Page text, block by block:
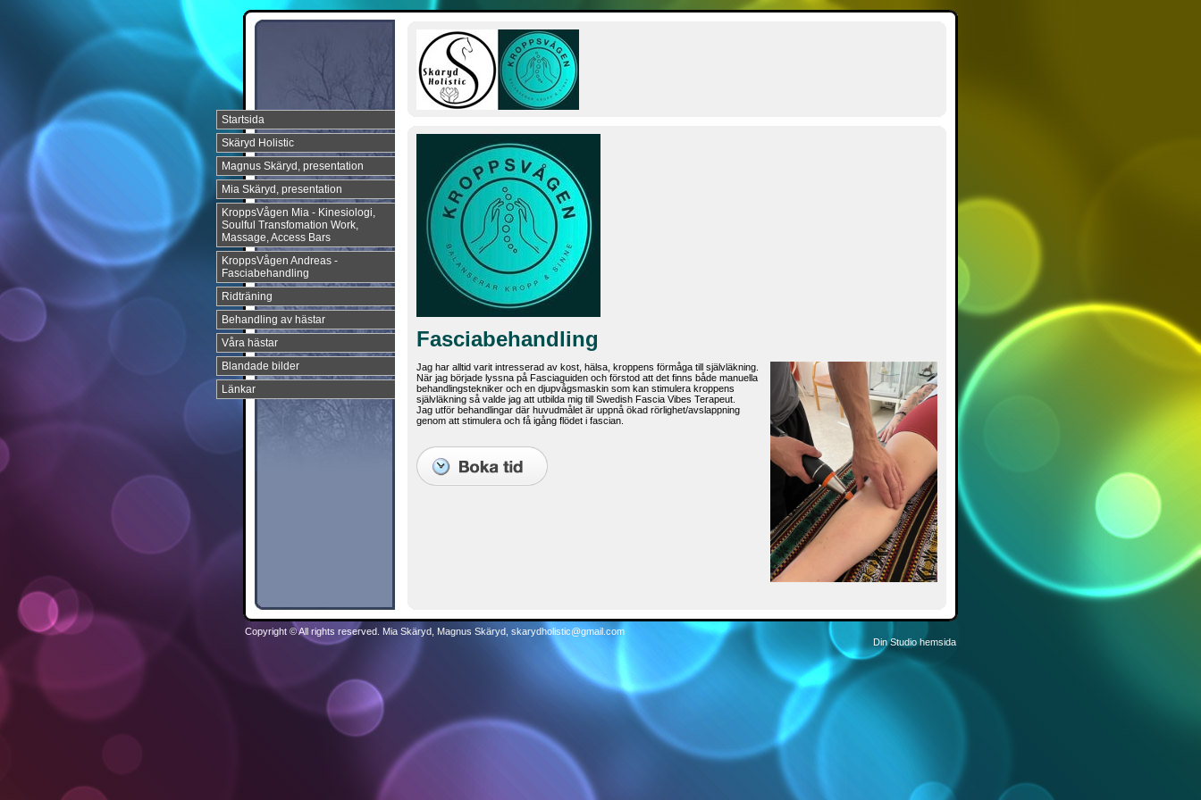
Startsida
Skäryd Holistic
Magnus Skäryd, presentation
Mia Skäryd, presentation
KroppsVågen Mia - Kinesiologi,
Soulful Transfomation Work,
Massage, Access Bars
KroppsVågen Andreas -
Fasciabehandling
Ridträning
Behandling av hästar
Våra hästar
Blandade bilder
Länkar
Fasciabehandling
Jag har alltid varit intresserad av kost, hälsa, kroppens förmåga till självläkning.
När jag började lyssna på Fasciaguiden och förstod att det finns både manuella
behandlingstekniker och en djupvågsmaskin som kan stimulera kroppens
självläkning så valde jag att utbilda mig till Swedish Fascia Vibes Terapeut.
Jag utför behandlingar där huvudmålet är uppnå ökad rörlighet/avslappning
genom att stimulera och få igång flödet i fascian.
Copyright © All rights reserved. Mia Skäryd, Magnus Skäryd, skarydholistic@gmail.com
Din Studio hemsida